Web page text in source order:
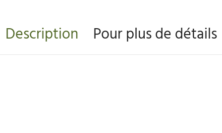
Description Pour plus de détails